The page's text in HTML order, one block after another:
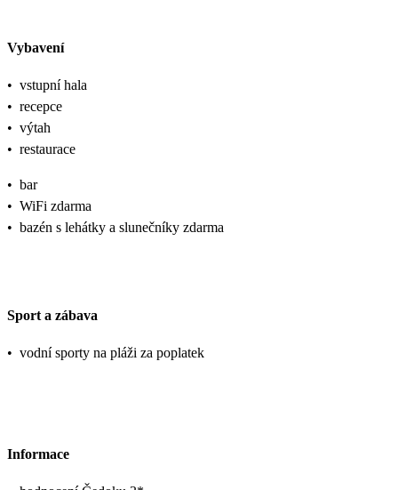
Vybavení
• vstupní hala
• recepce
• výtah
• restaurace
• bar
• WiFi zdarma
• bazén s lehátky a slunečníky zdarma
Sport a zábava
• vodní sporty na pláži za poplatek
Informace